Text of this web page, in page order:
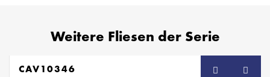
Weitere Fliesen der Serie
CAV10346